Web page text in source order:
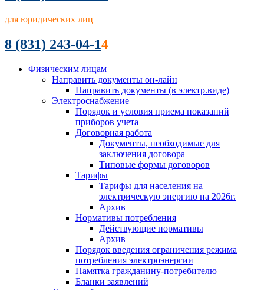
для юридических лиц
8 (831) 243-04-14
Физическим лицам
Направить документы он-лайн
Направить документы (в электр.виде)
Электроснабжение
Порядок и условия приема показаний
приборов учета
Договорная работа
Документы, необходимые для
заключения договора
Типовые формы договоров
Тарифы
Тарифы для населения на
электрическую энергию на 2026г.
Архив
Нормативы потребления
Действующие нормативы
Архив
Порядок введения ограничения режима
потребления электроэнергии
Памятка гражданину-потребителю
Бланки заявлений